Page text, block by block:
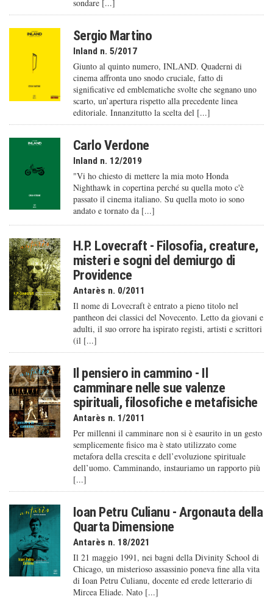
sondare [...]
Sergio Martino
Inland n. 5/2017
Giunto al quinto numero, INLAND. Quaderni di
cinema affronta uno snodo cruciale, fatto di
significative ed emblematiche svolte che segnano uno
scarto, un’apertura rispetto alla precedente linea
editoriale. Innanzitutto la scelta del [...]
Carlo Verdone
Inland n. 12/2019
"Vi ho chiesto di mettere la mia moto Honda
Nighthawk in copertina perché su quella moto c'è
passato il cinema italiano. Su quella moto io sono
andato e tornato da [...]
H.P. Lovecraft - Filosofia, creature,
misteri e sogni del demiurgo di
Providence
Antarès n. 0/2011
Il nome di Lovecraft è entrato a pieno titolo nel
pantheon dei classici del Novecento. Letto da giovani e
adulti, il suo orrore ha ispirato registi, artisti e scrittori
(il [...]
Il pensiero in cammino - Il
camminare nelle sue valenze
spirituali, filosofiche e metafisiche
Antarès n. 1/2011
Per millenni il camminare non si è esaurito in un gesto
semplicemente fisico ma è stato utilizzato come
metafora della crescita e dell’evoluzione spirituale
dell’uomo. Camminando, instauriamo un rapporto più
[...]
Ioan Petru Culianu - Argonauta della
Quarta Dimensione
Antarès n. 18/2021
Il 21 maggio 1991, nei bagni della Divinity School di
Chicago, un misterioso assassinio poneva fine alla vita
di Ioan Petru Culianu, docente ed erede letterario di
Mircea Eliade. Nato [...]